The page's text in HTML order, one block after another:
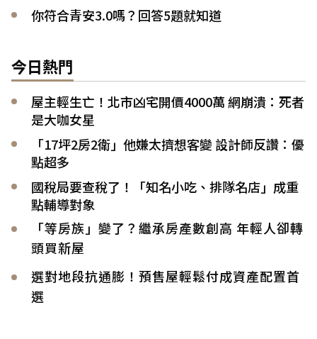
你符合青安3.0嗎？回答5題就知道
今日熱門
屋主輕生亡！北市凶宅開價4000萬 網崩潰：死者
是大咖女星
「17坪2房2衛」他嫌太擠想客變 設計師反讚：優
點超多
國稅局要查稅了！「知名小吃、排隊名店」成重
點輔導對象
「等房族」變了？繼承房產數創高 年輕人卻轉
頭買新屋
選對地段抗通膨！預售屋輕鬆付成資產配置首
選